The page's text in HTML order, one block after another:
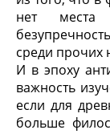
нет места
среди прочих
И в эпоху
важность
если для
больше